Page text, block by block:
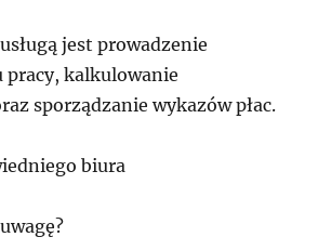
jest prowadzenie
pracy, kalkulowanie
sporządzanie wykazów płac.
biura